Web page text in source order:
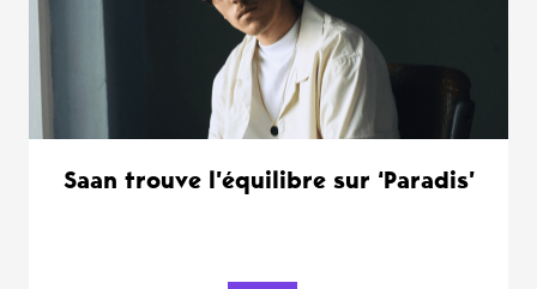
Saan trouve l’équilibre sur ‘Paradis’